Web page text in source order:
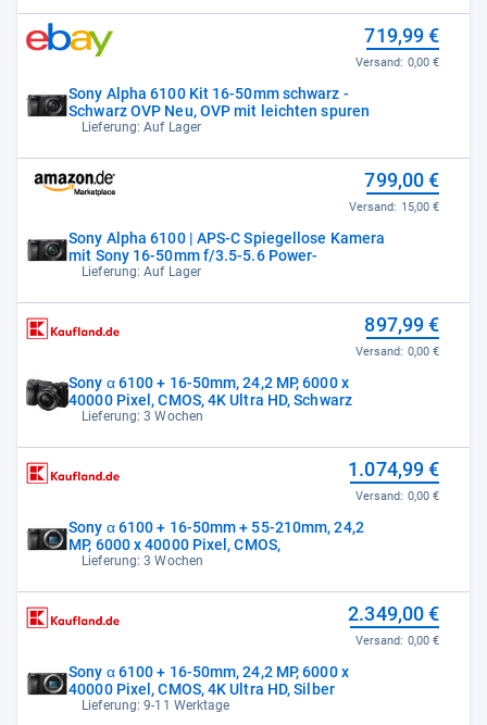
Sony Alpha 6100 Kit 16-50mm schwarz -
Schwarz OVP Neu, OVP mit leichten spuren
Lieferung: Auf Lager
719,99 €
Versand: 0,00 €
Sony Alpha 6100 | APS-C Spiegellose Kamera
mit Sony 16-50mm f/3.5-5.6 Power-
Lieferung: Auf Lager
799,00 €
Versand: 15,00 €
Sony α 6100 + 16-50mm, 24,2 MP, 6000 x
40000 Pixel, CMOS, 4K Ultra HD, Schwarz
Lieferung: 3 Wochen
897,99 €
Versand: 0,00 €
Sony α 6100 + 16-50mm + 55-210mm, 24,2
MP, 6000 x 40000 Pixel, CMOS,
Lieferung: 3 Wochen
1.074,99 €
Versand: 0,00 €
Sony α 6100 + 16-50mm, 24,2 MP, 6000 x
40000 Pixel, CMOS, 4K Ultra HD, Silber
Lieferung: 9-11 Werktage
2.349,00 €
Versand: 0,00 €